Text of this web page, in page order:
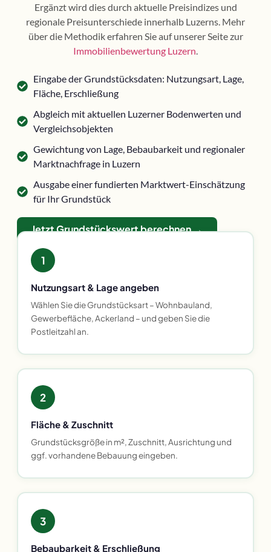
Ergänzt wird dies durch aktuelle Preisindizes und
regionale Preisunterschiede innerhalb Luzerns. Mehr
über die Methodik erfahren Sie auf unserer Seite zur
Immobilienbewertung Luzern
Eingabe der Grundstücksdaten: Nutzungsart, Lage,
Fläche, Erschließung
Abgleich mit aktuellen Luzerner Bodenwerten und
Vergleichsobjekten
Gewichtung von Lage, Bebaubarkeit und regionaler
Marktnachfrage in Luzern
Ausgabe einer fundierten Marktwert-Einschätzung
für Ihr Grundstück
Jetzt Grundstückswert berechnen →
1
Nutzungsart & Lage angeben
Wählen Sie die Grundstücksart – Wohnbauland,
Gewerbefläche, Ackerland – und geben Sie die
Postleitzahl an.
2
Fläche & Zuschnitt
Grundstücksgröße in m², Zuschnitt, Ausrichtung und
ggf. vorhandene Bebauung eingeben.
3
Bebaubarkeit & Erschließung